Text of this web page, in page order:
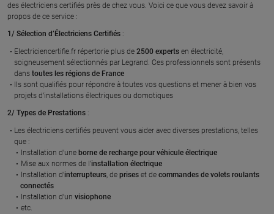
des électriciens certifiés près de chez vous. Voici ce que vous devez savoir à
propos de ce service :
1/ Sélection d’Électriciens Certifiés :
Electriciencertifie.fr répertorie plus de 2500 experts en électricité,
soigneusement sélectionnés par Legrand. Ces professionnels sont présents
dans toutes les régions de France
Ils sont qualifiés pour répondre à toutes vos questions et mener à bien vos
projets d’installations électriques ou domotiques
2/ Types de Prestations :
Les électriciens certifiés peuvent vous aider avec diverses prestations, telles
que :
Installation d’une borne de recharge pour véhicule électrique
Mise aux normes de l’installation électrique
Installation d’interrupteurs, de priseset de commandes de volets roulants
connectés
Installation d’un visiophone
etc.